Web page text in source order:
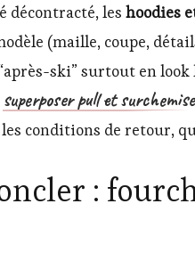
décontracté, les hoodies
(maille, coupe,
ski” surtout en
superposer pull et surchemise
conditions de retour,
: